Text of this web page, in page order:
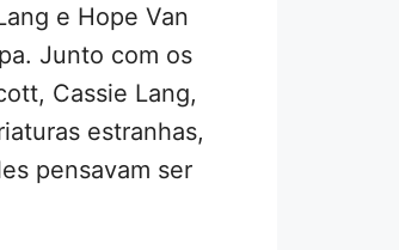
e Hope Van
Junto com os
Cassie Lang,
estranhas,
pensavam ser